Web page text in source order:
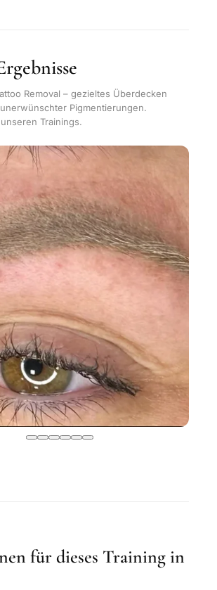
Removal – gezieltes Überdecken
Pigmentierungen.
Trainings.
für dieses Training in